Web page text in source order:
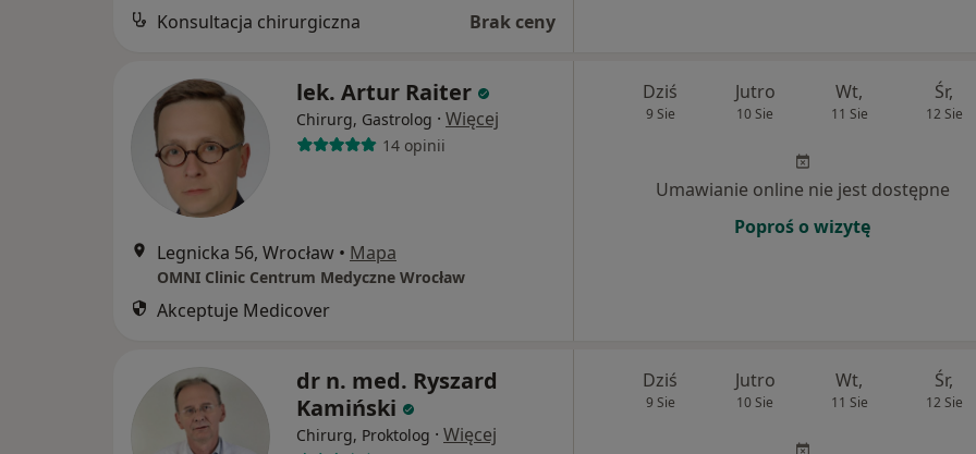
Konsultacja chirurgiczna
Brak ceny
lek. Artur Raiter
Chirurg, Gastrolog · Więcej
14 opinii
Legnicka 56, Wrocław • Mapa
OMNI Clinic Centrum Medyczne Wrocław
Akceptuje Medicover
Dziś
9 Sie
Jutro
10 Sie
Wt,
11 Sie
Śr,
12 Sie
Umawianie online nie jest dostępne
Poproś o wizytę
dr n. med. Ryszard
Kamiński
Chirurg, Proktolog · Więcej
Dziś
9 Sie
Jutro
10 Sie
Wt,
11 Sie
Śr,
12 Sie